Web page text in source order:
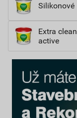
Silikonové
Extra clean
active